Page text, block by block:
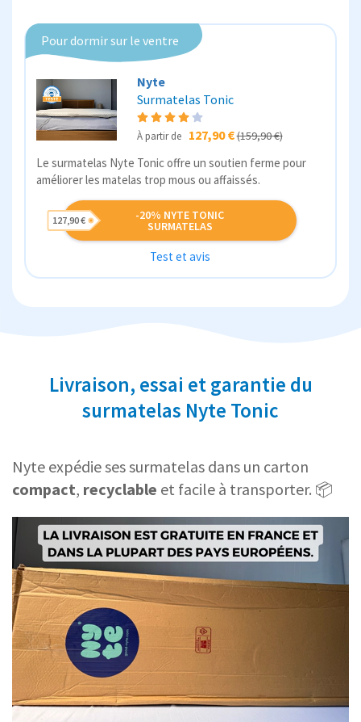
Pour dormir sur le ventre
Nyte
Surmatelas Tonic
À partir de 127,90 €(159,90 €)
Le surmatelas Nyte Tonic offre un soutien ferme pour
améliorer les matelas trop mous ou affaissés.
-20% NYTE TONIC
SURMATELAS
127,90 €
Test et avis
Livraison, essai et garantie du
surmatelas Nyte Tonic
Nyte expédie ses surmatelas dans un carton
compact, recyclable et facile à transporter. 📦